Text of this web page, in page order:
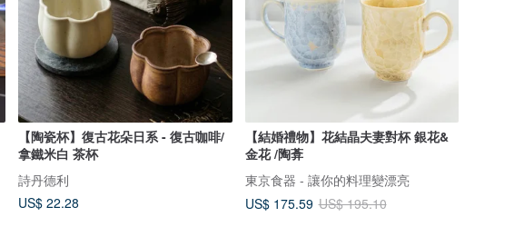
【陶瓷杯】復古花朵日系 - 復古咖啡/
拿鐵米白 茶杯
詩丹德利
US$ 22.28
【結婚禮物】花結晶夫妻對杯 銀花&
金花 /陶葊
東京食器 - 讓你的料理變漂亮
US$ 175.59 US$ 195.10